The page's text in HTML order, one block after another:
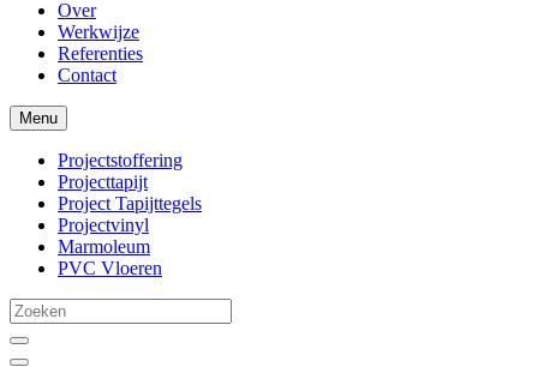
Over
Werkwijze
Referenties
Contact
Menu
Projectstoffering
Projecttapijt
Project Tapijttegels
Projectvinyl
Marmoleum
PVC Vloeren